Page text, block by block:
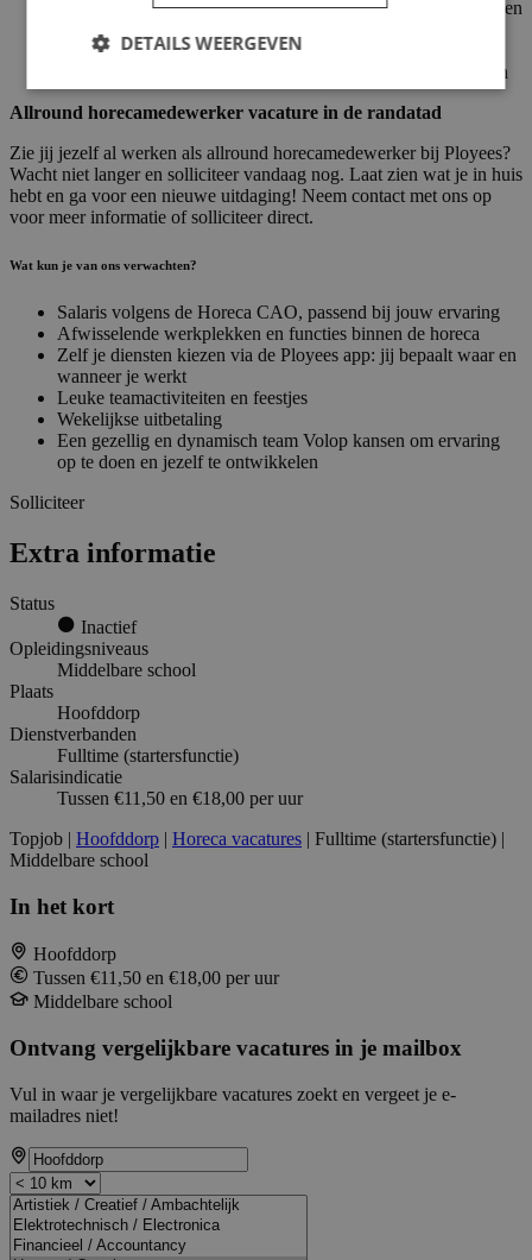
Je bent flexibel en vindt het leuk om afwisselend werk te doen
Je werkt goed samen met collega’s
Je blijft rustig en overzicht houden tijdens drukke momenten
Allround horecamedewerker vacature in de randatad
Zie jij jezelf al werken als allround horecamedewerker bij Ployees?
Wacht niet langer en solliciteer vandaag nog. Laat zien wat je in huis
hebt en ga voor een nieuwe uitdaging! Neem contact met ons op
voor meer informatie of solliciteer direct.
Wat kun je van ons verwachten?
Salaris volgens de Horeca CAO, passend bij jouw ervaring
Afwisselende werkplekken en functies binnen de horeca
Zelf je diensten kiezen via de Ployees app: jij bepaalt waar en
wanneer je werkt
Leuke teamactiviteiten en feestjes
Wekelijkse uitbetaling
Een gezellig en dynamisch team Volop kansen om ervaring
op te doen en jezelf te ontwikkelen
Solliciteer
Extra informatie
Status
Inactief
Opleidingsniveaus
Middelbare school
Plaats
Hoofddorp
Dienstverbanden
Fulltime (startersfunctie)
Salarisindicatie
Tussen €11,50 en €18,00 per uur
Topjob | Hoofddorp | Horeca vacatures | Fulltime (startersfunctie) |
Middelbare school
In het kort
Hoofddorp
Tussen €11,50 en €18,00 per uur
Middelbare school
Ontvang vergelijkbare vacatures in je mailbox
Vul in waar je vergelijkbare vacatures zoekt en vergeet je e-
mailadres niet!
DETAILS WEERGEVEN